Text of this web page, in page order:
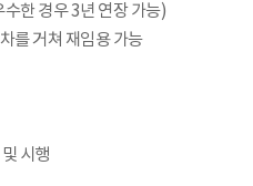
한 경우 3년 연장 가능)
를 거쳐 재임용 가능
시행